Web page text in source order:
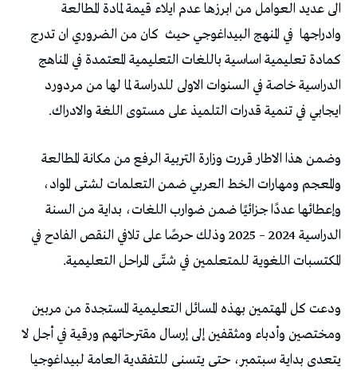
الى عديد العوامل من ابرزها عدم ايلاء قيمة لمادة المطالعة
وادراجها في المنهج البيداغوجي حيث كان من الضروري ان تدرج
كمادة تعليمية اساسية باللغات التعليمية المعتمدة في المناهج
الدراسية خاصة في السنوات الاولى للدراسة لما لها من مردورد
ايجابي في تنمية قدرات التلميذ على مستوى اللغة والادراك.
وضمن هذا الاطار قررت وزارة التربية الرفع من مكانة المطالعة
والمعجم ومهارات الخط العربي ضمن التعلمات لشتى المواد،
وإعطائها عددًا جزائيًا ضمن ضوارب اللغات، بداية من السنة
الدراسية 2024 – 2025 وذلك حرصًا على تلافي النقص الفادح في
المكتسبات اللغوية للمتعلمين في شتّى المراحل التعليمية.
ودعت كل المهتمين بهذه المسائل التعليمية المستجدة من مربين
ومختصين وأدباء ومثقفين إلى إرسال مقترحاتهم ورقية في أجل لا
يتعدى بداية سبتمبر، حتى يتسنى للتفقدية العامة لبيداغوجيا